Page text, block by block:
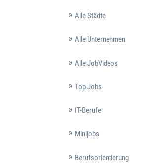
Alle Städte
Alle Unternehmen
Alle JobVideos
Top Jobs
IT-Berufe
Minijobs
Berufsorientierung